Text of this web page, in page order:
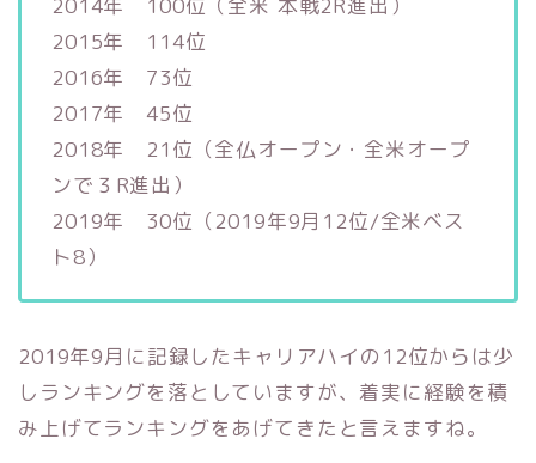
2015年 114位
2016年 73位
2017年 45位
2018年 21位（全仏オープン・全米オープ
ンで３R進出）
2019年 30位（2019年9月12位/全米ベス
ト8）
2019年9月に記録したキャリアハイの12位からは少
しランキングを落としていますが、着実に経験を積
み上げてランキングをあげてきたと言えますね。